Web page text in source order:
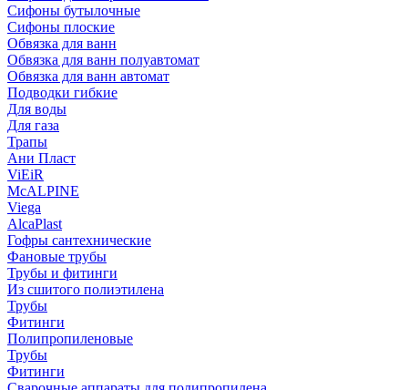
Сифоны бутылочные
Сифоны плоские
Обвязка для ванн
Обвязка для ванн полуавтомат
Обвязка для ванн автомат
Подводки гибкие
Для воды
Для газа
Трапы
Ани Пласт
ViEiR
McALPINE
Viega
AlcaPlast
Гофры сантехнические
Фановые трубы
Трубы и фитинги
Из сшитого полиэтилена
Трубы
Фитинги
Полипропиленовые
Трубы
Фитинги